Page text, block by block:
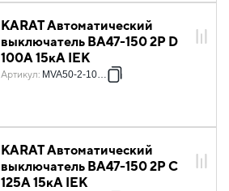
KARAT Автоматический
выключатель ВА47-150 2P D
100А 15кА IEK
Артикул: MVA50-2-100-D
KARAT Автоматический
выключатель ВА47-150 2P C
125А 15кА IEK